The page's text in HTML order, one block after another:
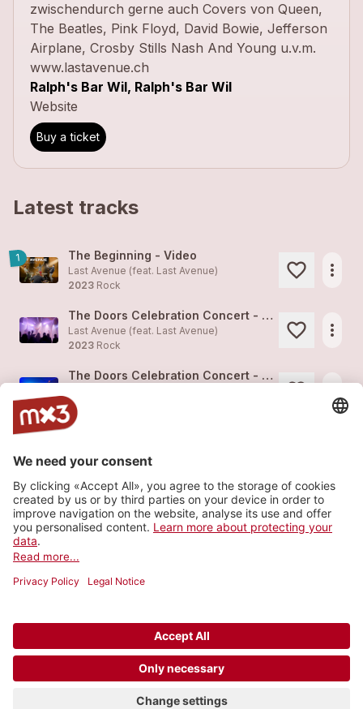
zwischendurch gerne auch Covers von Queen,
The Beatles, Pink Floyd, David Bowie, Jefferson
Airplane, Crosby Stills Nash And Young u.v.m.
www.lastavenue.ch
Ralph's Bar Wil, Ralph's Bar Wil
Website
Buy a ticket
Latest tracks
1 The Beginning - Video
Last Avenue (feat. Last Avenue)
2023 Rock
more_horiz
The Doors Celebration Concert - Alte Kaserne Zürich, Jan 2023
Last Avenue (feat. Last Avenue)
2023 Rock
more_horiz
The Doors Celebration Concert - Alte Kaserne Zürich, Jan 2023
2023
2023Rock
4 The Beginning
Last Avenue (feat.Last Avenue)
2023Rock
more_horiz